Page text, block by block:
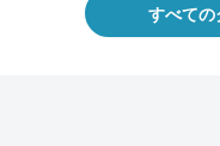
すべての